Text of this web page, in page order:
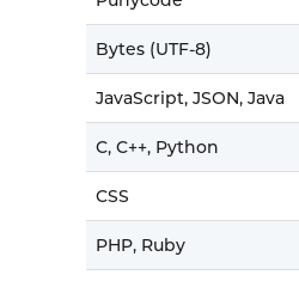
Bytes (UTF-8)
JavaScript, JSON, Java
C, C++, Python
CSS
PHP, Ruby